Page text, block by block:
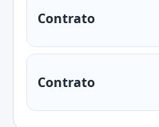
Contrato
Contrato